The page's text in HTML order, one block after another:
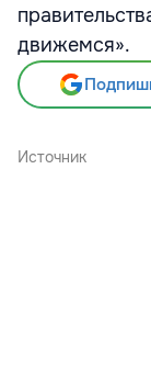
движемся».
Источник